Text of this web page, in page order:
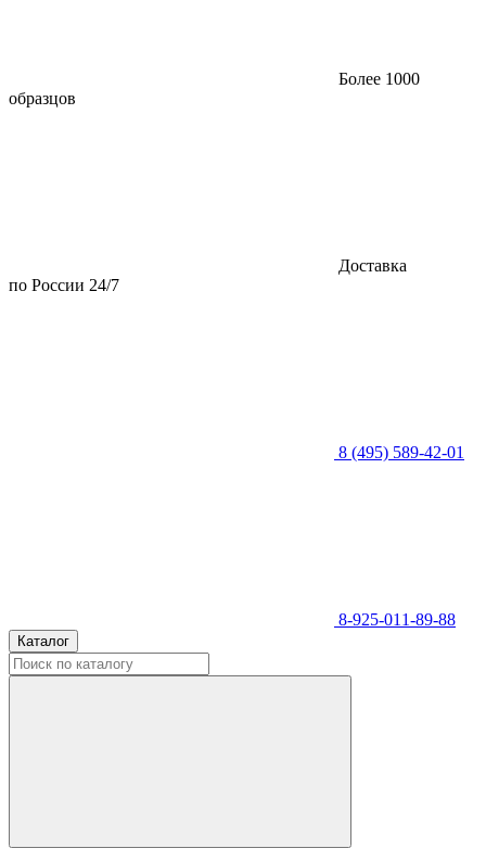
Более 1000
образцов
Доставка
по России 24/7
8 (495) 589-42-01
8-925-011-89-88
Каталог